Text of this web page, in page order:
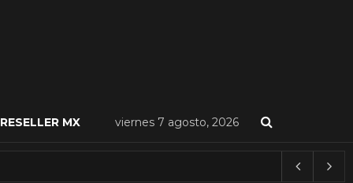
RESELLER MX viernes 7 agosto, 2026